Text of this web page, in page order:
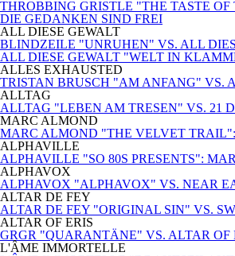
THROBBING GRISTLE "THE TASTE
DIE GEDANKEN SIND FREI
ALL DIESE GEWALT
BLINDZEILE "UNRUHEN" VS. ALL
ALL DIESE GEWALT "WELT IN
ALLES EXHAUSTED
TRISTAN BRUSCH "AM ANFANG" VS.
ALLTAG
ALLTAG "LEBEN AM TRESEN" VS. 21
MARC ALMOND
MARC ALMOND "THE VELVET TRAIL":
ALPHAVILLE
ALPHAVILLE "SO 80S PRESENTS":
ALPHAVOX
ALPHAVOX "ALPHAVOX" VS. NEAR
ALTAR DE FEY
ALTAR DE FEY "ORIGINAL SIN" VS.
ALTAR OF ERIS
GRGR "QUARANTÄNE" VS. ALTAR
L'ÂME IMMORTELLE